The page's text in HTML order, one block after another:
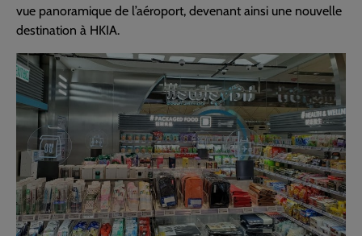
vue panoramique de l’aéroport, devenant ainsi une nouvelle
destination à HKIA.